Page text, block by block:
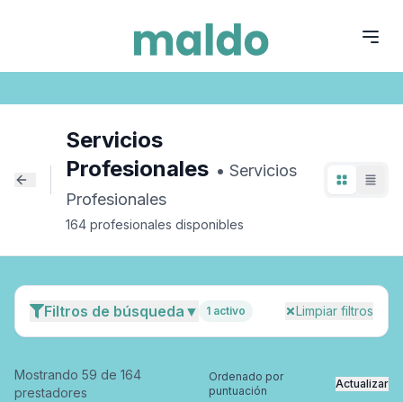
Servicios Profesionales
Servicios
Profesionales • Servicios
Profesionales
164profesionales disponibles
Filtros de búsqueda ▼ 1 activo Limpiar filtros
Mostrando 59 de 164
prestadores
Ordenado por
puntuación
Actualizar